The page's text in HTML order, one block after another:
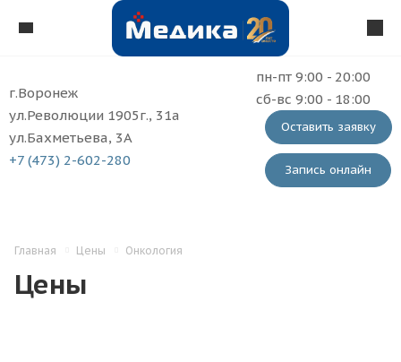
г.Воронеж
ул.Революции 1905г., 31а
ул.Бахметьева, 3А
+7 (473) 2-602-280
пн-пт 9:00 - 20:00
сб-вс 9:00 - 18:00
Оставить заявку
Запись онлайн
Главная Цены Онкология
Цены